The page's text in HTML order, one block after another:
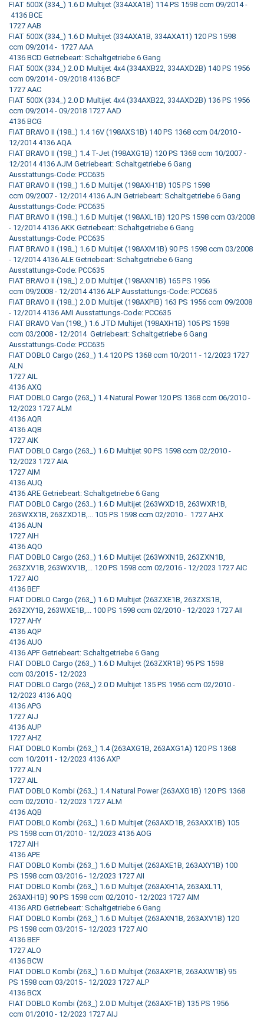
FIAT 500X (334_) 1.6 D Multijet (334AXA1B) 114 PS 1598 ccm 09/2014 -
4136 BCE
1727 AAB
FIAT 500X (334_) 1.6 D Multijet (334AXA1B, 334AXA11) 120 PS 1598
ccm 09/2014 - 1727 AAA
4136 BCD Getriebeart: Schaltgetriebe 6 Gang
FIAT 500X (334_) 2.0 D Multijet 4x4 (334AXB22, 334AXD2B) 140 PS 1956
ccm 09/2014 - 09/2018 4136 BCF
1727 AAC
FIAT 500X (334_) 2.0 D Multijet 4x4 (334AXB22, 334AXD2B) 136 PS 1956
ccm 09/2014 - 09/2018 1727 AAD
4136 BCG
FIAT BRAVO II (198_) 1.4 16V (198AXS1B) 140 PS 1368 ccm 04/2010 -
12/2014 4136 AQA
FIAT BRAVO II (198_) 1.4 T-Jet (198AXG1B) 120 PS 1368 ccm 10/2007 -
12/2014 4136 AJM Getriebeart: Schaltgetriebe 6 Gang
Ausstattungs-Code: PCC635
FIAT BRAVO II (198_) 1.6 D Multijet (198AXH1B) 105 PS 1598
ccm 09/2007 - 12/2014 4136 AJN Getriebeart: Schaltgetriebe 6 Gang
Ausstattungs-Code: PCC635
FIAT BRAVO II (198_) 1.6 D Multijet (198AXL1B) 120 PS 1598 ccm 03/2008
- 12/2014 4136 AKK Getriebeart: Schaltgetriebe 6 Gang
Ausstattungs-Code: PCC635
FIAT BRAVO II (198_) 1.6 D Multijet (198AXM1B) 90 PS 1598 ccm 03/2008
- 12/2014 4136 ALE Getriebeart: Schaltgetriebe 6 Gang
Ausstattungs-Code: PCC635
FIAT BRAVO II (198_) 2.0 D Multijet (198AXN1B) 165 PS 1956
ccm 09/2008 - 12/2014 4136 ALP Ausstattungs-Code: PCC635
FIAT BRAVO II (198_) 2.0 D Multijet (198AXPIB) 163 PS 1956 ccm 09/2008
- 12/2014 4136 AMI Ausstattungs-Code: PCC635
FIAT BRAVO Van (198_) 1.6 JTD Multijet (198AXH1B) 105 PS 1598
ccm 03/2008 - 12/2014 Getriebeart: Schaltgetriebe 6 Gang
Ausstattungs-Code: PCC635
FIAT DOBLO Cargo (263_) 1.4 120 PS 1368 ccm 10/2011 - 12/2023 1727
ALN
1727 AIL
4136 AXQ
FIAT DOBLO Cargo (263_) 1.4 Natural Power 120 PS 1368 ccm 06/2010 -
12/2023 1727 ALM
4136 AQR
4136 AQB
1727 AIK
FIAT DOBLO Cargo (263_) 1.6 D Multijet 90 PS 1598 ccm 02/2010 -
12/2023 1727 AIA
1727 AIM
4136 AUQ
4136 ARE Getriebeart: Schaltgetriebe 6 Gang
FIAT DOBLO Cargo (263_) 1.6 D Multijet (263WXD1B, 263WXR1B,
263WXX1B, 263ZXD1B,... 105 PS 1598 ccm 02/2010 - 1727 AHX
4136 AUN
1727 AIH
4136 AQO
FIAT DOBLO Cargo (263_) 1.6 D Multijet (263WXN1B, 263ZXN1B,
263ZXV1B, 263WXV1B,... 120 PS 1598 ccm 02/2016 - 12/2023 1727 AIC
1727 AIO
4136 BEF
FIAT DOBLO Cargo (263_) 1.6 D Multijet (263ZXE1B, 263ZXS1B,
263ZXY1B, 263WXE1B,... 100 PS 1598 ccm 02/2010 - 12/2023 1727 AII
1727 AHY
4136 AQP
4136 AUO
4136 APF Getriebeart: Schaltgetriebe 6 Gang
FIAT DOBLO Cargo (263_) 1.6 D Multijet (263ZXR1B) 95 PS 1598
ccm 03/2015 - 12/2023
FIAT DOBLO Cargo (263_) 2.0 D Multijet 135 PS 1956 ccm 02/2010 -
12/2023 4136 AQQ
4136 APG
1727 AIJ
4136 AUP
1727 AHZ
FIAT DOBLO Kombi (263_) 1.4 (263AXG1B, 263AXG1A) 120 PS 1368
ccm 10/2011 - 12/2023 4136 AXP
1727 ALN
1727 AIL
FIAT DOBLO Kombi (263_) 1.4 Natural Power (263AXG1B) 120 PS 1368
ccm 02/2010 - 12/2023 1727 ALM
4136 AQB
FIAT DOBLO Kombi (263_) 1.6 D Multijet (263AXD1B, 263AXX1B) 105
PS 1598 ccm 01/2010 - 12/2023 4136 AOG
1727 AIH
4136 APE
FIAT DOBLO Kombi (263_) 1.6 D Multijet (263AXE1B, 263AXY1B) 100
PS 1598 ccm 03/2016 - 12/2023 1727 AII
FIAT DOBLO Kombi (263_) 1.6 D Multijet (263AXH1A, 263AXL11,
263AXH1B) 90 PS 1598 ccm 02/2010 - 12/2023 1727 AIM
4136 ARD Getriebeart: Schaltgetriebe 6 Gang
FIAT DOBLO Kombi (263_) 1.6 D Multijet (263AXN1B, 263AXV1B) 120
PS 1598 ccm 03/2015 - 12/2023 1727 AIO
4136 BEF
1727 ALO
4136 BCW
FIAT DOBLO Kombi (263_) 1.6 D Multijet (263AXP1B, 263AXW1B) 95
PS 1598 ccm 03/2015 - 12/2023 1727 ALP
4136 BCX
FIAT DOBLO Kombi (263_) 2.0 D Multijet (263AXF1B) 135 PS 1956
ccm 01/2010 - 12/2023 1727 AIJ